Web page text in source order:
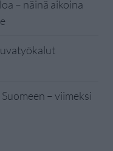
– näinä aikoina
– viimeksi